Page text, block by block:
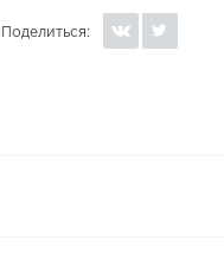
Поделиться: